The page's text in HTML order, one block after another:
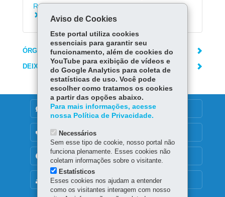
Recursos/Impugnações ao IPM Provisório
Consultar o Portal dos Municípios
ÓRGÃO RESPONSÁVEL
DEIXE SUA OPINIÃO
MAPA DO SITE
DENUNCIE CORRUPÇÃO
OUVIDORIA
TRANSPARÊNCIA INSTITUCIONAL
Aviso de Cookies
Este portal utiliza cookies
essenciais para garantir seu
funcionamento, além de cookies do
YouTube para exibição de vídeos e
do Google Analytics para coleta de
estatísticas de uso. Você pode
escolher como tratamos os cookies
a partir das opções abaixo.
Para mais informações, acesse
nossa Política de Privacidade.
Necessários
Sem esse tipo de cookie, nosso portal não
funciona plenamente. Esses cookies não
coletam informações sobre o visitante.
Estatísticos
Esses cookies nos ajudam a entender
como os visitantes interagem com nosso